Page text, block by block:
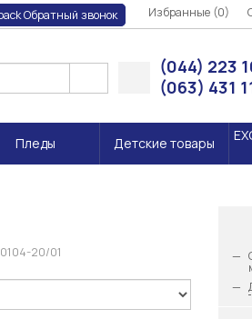
Обратный звонок Избранные (0)
(044) 223
(063) 431
Пледы Детские товары
0104-20/01